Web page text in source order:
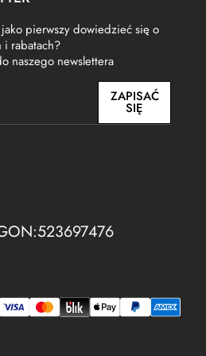
pierwszy dowiedzieć się o
i rabatach?
naszego newslettera
ZAPISAĆ
SIĘ